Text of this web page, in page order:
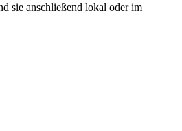
sie anschließend lokal oder im